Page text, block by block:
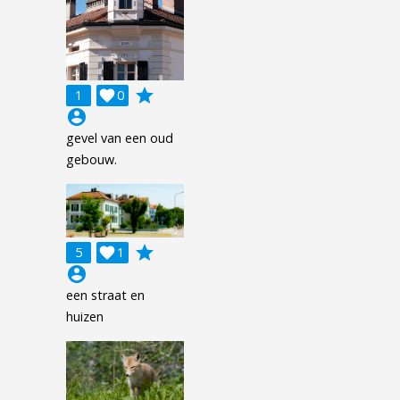
1 0

grade
account_circle
gevel van een oud
gebouw.
5 1

grade
account_circle
een straat en
huizen